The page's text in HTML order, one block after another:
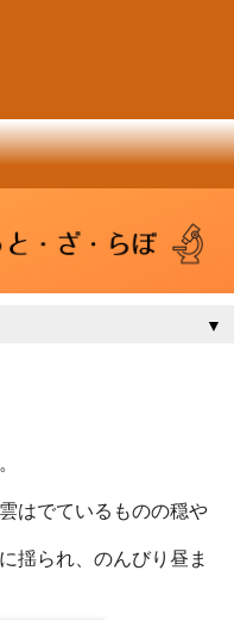
▼
はでているものの穏や
揺られ、のんびり昼ま